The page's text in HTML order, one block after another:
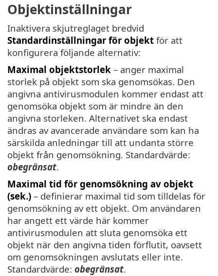
Objektinställningar
Inaktivera skjutreglaget bredvid
Standardinställningar för objekt för att
konfigurera följande alternativ:
Maximal objektstorlek – anger maximal
storlek på objekt som ska genomsökas. Den
angivna antivirusmodulen kommer endast att
genomsöka objekt som är mindre än den
angivna storleken. Alternativet ska endast
ändras av avancerade användare som kan ha
särskilda anledningar till att undanta större
objekt från genomsökning. Standardvärde:
obegränsat.
Maximal tid för genomsökning av objekt
(sek.) – definierar maximal tid som tilldelas för
genomsökning av ett objekt. Om användaren
har angett ett värde här kommer
antivirusmodulen att sluta genomsöka ett
objekt när den angivna tiden förflutit, oavsett
om genomsökningen avslutats eller inte.
Standardvärde: obegränsat.